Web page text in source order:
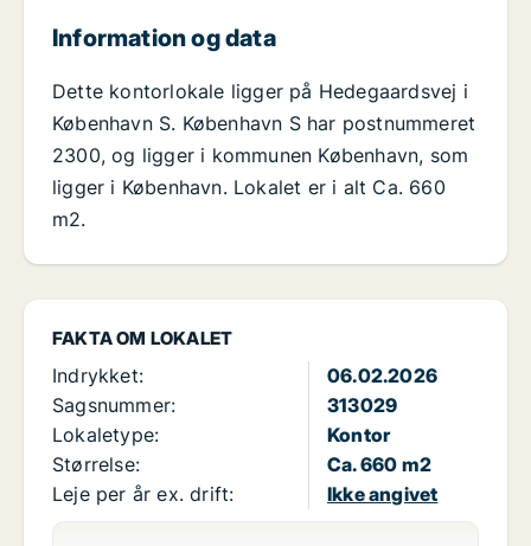
FAKTA OM LOKALET
Indrykket:
06.02.2026
Sagsnummer:
313029
Lokaletype:
Kontor
Størrelse:
Ca. 660 m2
Leje per år ex. drift:
Ikke angivet
Information og data
Dette kontorlokale ligger på Hedegaardsvej i
København S. København S har postnummeret
2300, og ligger i kommunen København, som
ligger i København. Lokalet er i alt Ca. 660
m2.